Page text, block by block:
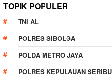
TOPIK POPULER
TNI AL
POLRES SIBOLGA
POLDA METRO JAYA
POLRES KEPULAUAN SERIBU